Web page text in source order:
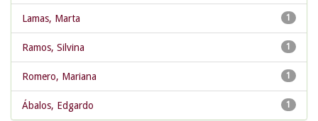
1
Lamas, Marta
1
Ramos, Silvina
1
Romero, Mariana
1
Ábalos, Edgardo